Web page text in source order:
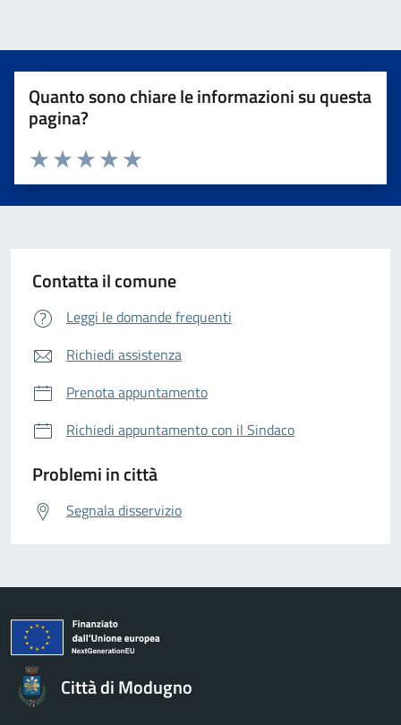
Quanto sono chiare le informazioni su questa
pagina?
Valuta da 1 a 5 stelle la pagina
Valuta 5 stelle su 5
Valuta 4 stelle su 5
Valuta 3 stelle su 5
Valuta 2 stelle su 5
Valuta 1 stelle su 5
Contatta il comune
Leggi le domande frequenti
Richiedi assistenza
Prenota appuntamento
Richiedi appuntamento con il Sindaco
Problemi in città
Segnala disservizio
Città di Modugno